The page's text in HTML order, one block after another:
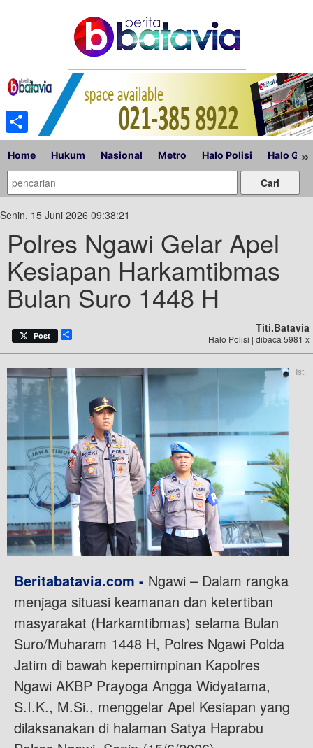
Home Hukum Nasional Metro Halo Polisi Halo »
Senin, 15 Juni 2026 09:38:21
Polres Ngawi Gelar Apel
Kesiapan Harkamtibmas
Bulan Suro 1448 H
Post
Titi.batavia
Halo Polisi | dibaca 5981 x
Ist.
Beritabatavia.com - Ngawi – Dalam rangka
menjaga situasi keamanan dan ketertiban
masyarakat (Harkamtibmas) selama Bulan
Suro/Muharam 1448 H, Polres Ngawi Polda
Jatim di bawah kepemimpinan Kapolres
Ngawi AKBP Prayoga Angga Widyatama,
S.I.K., M.Si., menggelar Apel Kesiapan yang
dilaksanakan di halaman Satya Haprabu
Share